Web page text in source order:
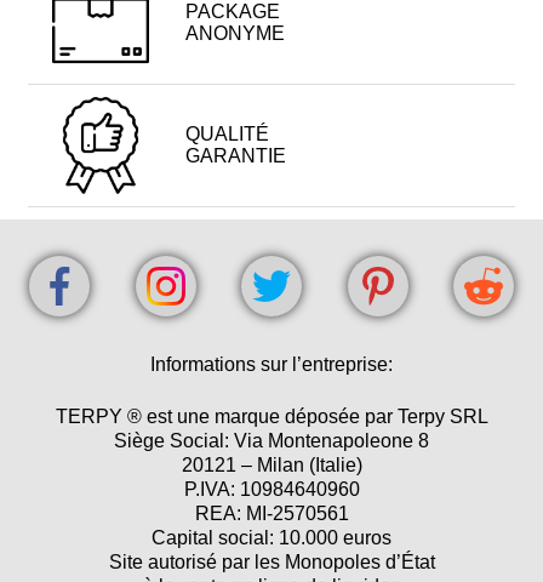
PACKAGE
ANONYME
QUALITÉ
GARANTIE
Informations sur l’entreprise:
TERPY ® est une marque déposée par Terpy SRL
Siège Social: Via Montenapoleone 8
20121 – Milan (Italie)
P.IVA: 10984640960
REA: MI-2570561
Capital social: 10.000 euros
Site autorisé par les Monopoles d’État